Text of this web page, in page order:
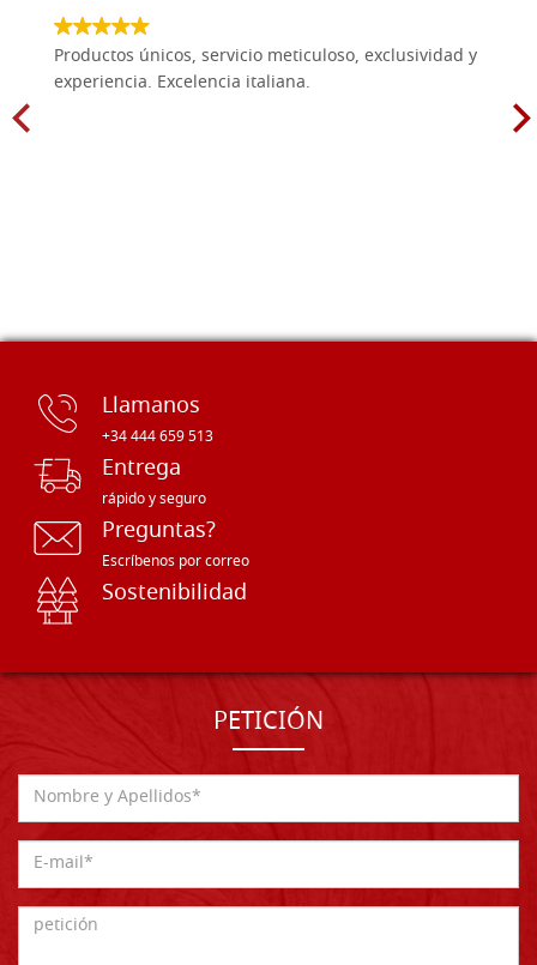
Productos únicos, servicio meticuloso, exclusividad y
experiencia. Excelencia italiana.
Llamanos
+34 444 659 513
Entrega
rápido y seguro
Preguntas?
Escríbenos por correo
Sostenibilidad
PETICIÓN